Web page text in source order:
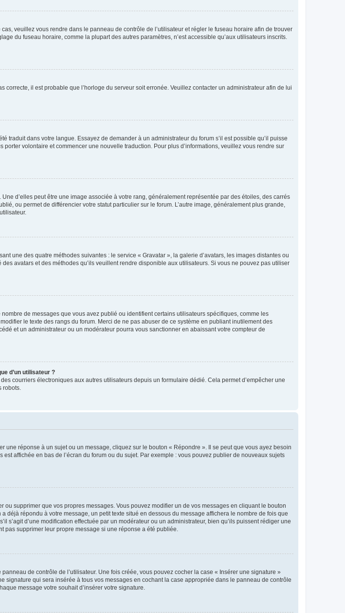
veuillez vous rendre dans le panneau de contrôle de l’utilisateur et régler le fuseau horaire afin de trouver
du fuseau horaire, comme la plupart des autres paramètres, n’est accessible qu’aux utilisateurs inscrits.
correcte, il est probable que l’horloge du serveur soit erronée. Veuillez contacter un administrateur afin de lui
traduit dans votre langue. Essayez de demander à un administrateur du forum s’il est possible qu’il puisse
volontaire et commencer une nouvelle traduction. Pour plus d’informations, veuillez vous rendre sur
d’elles peut être une image associée à votre rang, généralement représentée par des étoiles, des carrés
ou permet de différencier votre statut particulier sur le forum. L’autre image, généralement plus grande,
une des quatre méthodes suivantes : le service « Gravatar », la galerie d’avatars, les images distantes ou
avatars et des méthodes qu’ils veuillent rendre disponible aux utilisateurs. Si vous ne pouvez pas utiliser
de messages que vous avez publié ou identifient certains utilisateurs spécifiques, comme les
le texte des rangs du forum. Merci de ne pas abuser de ce système en publiant inutilement des
et un administrateur ou un modérateur pourra vous sanctionner en abaissant votre compteur de
d’un utilisateur ?
courriers électroniques aux autres utilisateurs depuis un formulaire dédié. Cela permet d’empêcher une
réponse à un sujet ou un message, cliquez sur le bouton « Répondre ». Il se peut que vous ayez besoin
affichée en bas de l’écran du forum ou du sujet. Par exemple : vous pouvez publier de nouveaux sujets
supprimer que vos propres messages. Vous pouvez modifier un de vos messages en cliquant le bouton
répondu à votre message, un petit texte situé en dessous du message affichera le nombre de fois que
s’agit d’une modification effectuée par un modérateur ou un administrateur, bien qu’ils puissent rédiger une
supprimer leur propre message si une réponse a été publiée.
de contrôle de l’utilisateur. Une fois créée, vous pouvez cocher la case « Insérer une signature »
qui sera insérée à tous vos messages en cochant la case appropriée dans le panneau de contrôle
message votre souhait d’insérer votre signature.